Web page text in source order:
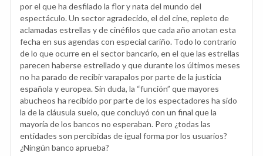
por el que ha desfilado la flor y nata del mundo del
espectáculo. Un sector agradecido, el del cine, repleto de
aclamadas estrellas y de cinéfilos que cada año anotan esta
fecha en sus agendas con especial cariño. Todo lo contrario
de lo que ocurre en el sector bancario, en el que las estrellas
parecen haberse estrellado y que durante los últimos meses
no ha parado de recibir varapalos por parte de la justicia
española y europea. Sin duda, la “función” que mayores
abucheos ha recibido por parte de los espectadores ha sido
la de la cláusula suelo, que concluyó con un final que la
mayoría de los bancos no esperaban. Pero ¿todas las
entidades son percibidas de igual forma por los usuarios?
¿Ningún banco aprueba?